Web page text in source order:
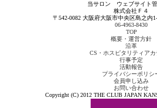
当サロン ウェブサイト
株式会社Ｆ４
〒542-0082 大阪府大阪市中央区島之
06-4963-8430
TOP
概要・運営方針
沿革
CS・ホスピタリティアカ
行事予定
活動報告
プライバシーポリシ
会員申し込み
お問い合わせ
Copyright (C) 2012 THE CLUB JAPAN